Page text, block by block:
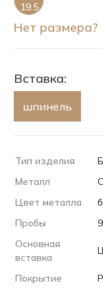
19.5
Нет размера?
Вставка:
шпинель
Тип изделия
Металл
Цвет металла
Пробы
Основная
вставка
Покрытие